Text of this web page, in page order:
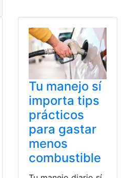
Tu manejo sí
importa tips
prácticos
para gastar
menos
combustible